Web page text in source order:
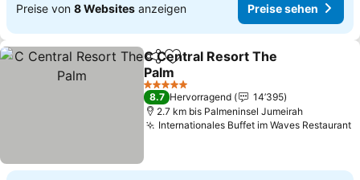
Preise von 8 Websites anzeigen Preise sehen
TeilenZu Favoriten hinzufügen
C Central Resort The
Palm
5 Sterne
8.7 Hervorragend
14’395
2.7 km bis Palmeninsel Jumeirah
Internationales Buffet im Waves Restaurant